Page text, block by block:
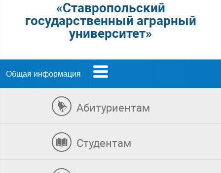
«Ставропольский
государственный аграрный
университет»
Общая информация
Абитуриентам
Студентам